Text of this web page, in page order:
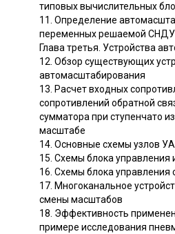
типовых вычислительных
11. Определение
переменных решаемой СНДУ
Глава третья. Устройства
12. Обзор существующих
автомасштабирования
13. Расчет входных
сопротивлений обратной
сумматора при ступенчато
масштабе
14. Основные схемы узлов
15. Схемы блока управления
16. Схемы блока управления
17. Многоканальное
смены масштабов
18. Эффективность
примере исследования